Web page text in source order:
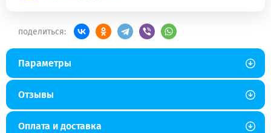
поделиться:
Параметры
Отзывы
Оплата и доставка